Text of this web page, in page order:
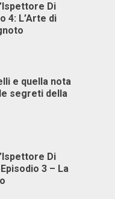
Di
4: L’Arte di
e quella nota
segreti della
Di
3 – La